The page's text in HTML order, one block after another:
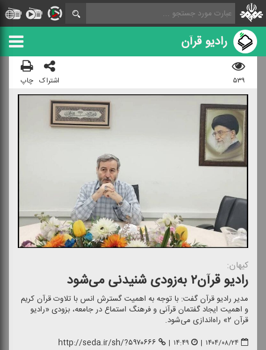
رادیو قرآن
۵۳۹ اشتراک چاپ
كیهان:
رادیو قرآن‌۲ به‌زودی شنیدنی می‌شود
مدیر رادیو قرآن گفت: با توجه به اهمیت گسترش انس با تلاوت قرآن كریم
و اهمیت ایجاد گفتمان قرآنی و فرهنگ استماع در جامعه، بزودی «رادیو
قرآن ۲» راه‌اندازی می‌شود.
۱۴۰۴/۰۸/۲۴ | ۱۴:۴۹ | http://seda.ir/sh/?۵۹۷۰۶۶۶